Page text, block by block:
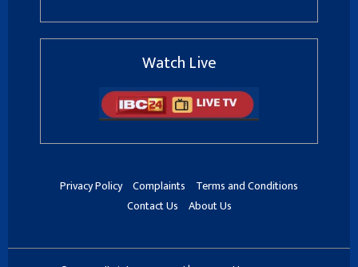
Watch Live
Privacy Policy Complaints
Terms and Conditions
Contact Us
About Us